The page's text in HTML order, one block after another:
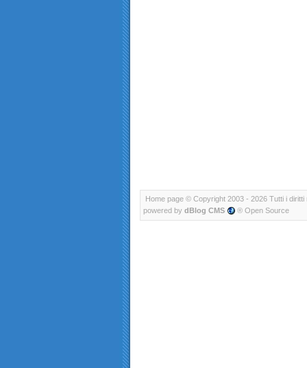
Home page © Copyright 2003 - 2026 Tutti i diritti
powered by dBlog CMS ® Open Source